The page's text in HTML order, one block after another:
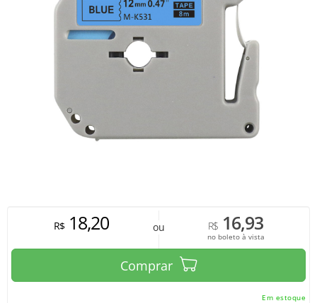
R$18,20 ou R$16,93
no boleto à vista
Comprar
Em estoque